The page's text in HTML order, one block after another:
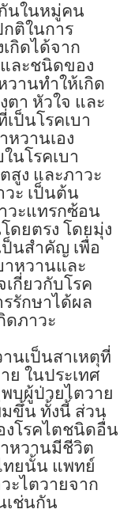
นในหมู่คน
ติในการ
กิดได้จาก
ละชนิดของ
วานทำให้เกิด
ตา หัวใจ และ
ป็นโรคเบา
หวานเอง
นโรคเบา
สูง และภาวะ
วะ เป็นต้น
วะแทรกซ้อน
ดยตรง โดยมุ่ง
ป็นสำคัญ เพื่อ
าหวานและ
เกี่ยวกับโรค
รักษาได้ผล
ดภาวะ
นเป็นสาเหตุที่
ย ในประเทศ
บผู้ป่วยไตวาย
มขึ้น ทั้งนี้ ส่วน
งโรคไตชนิดอื่น
หวานมีชีวิต
ทยนั้น แพทย์
ะไตวายจาก
เช่นกัน